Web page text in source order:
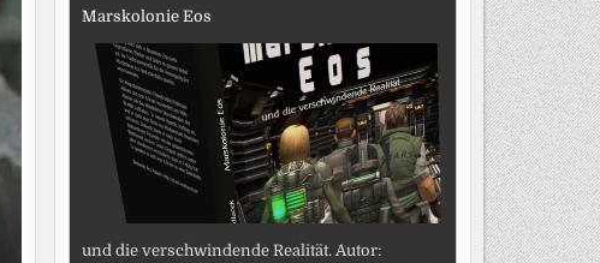
Marskolonie Eos
und die verschwindende Realität. Autor: